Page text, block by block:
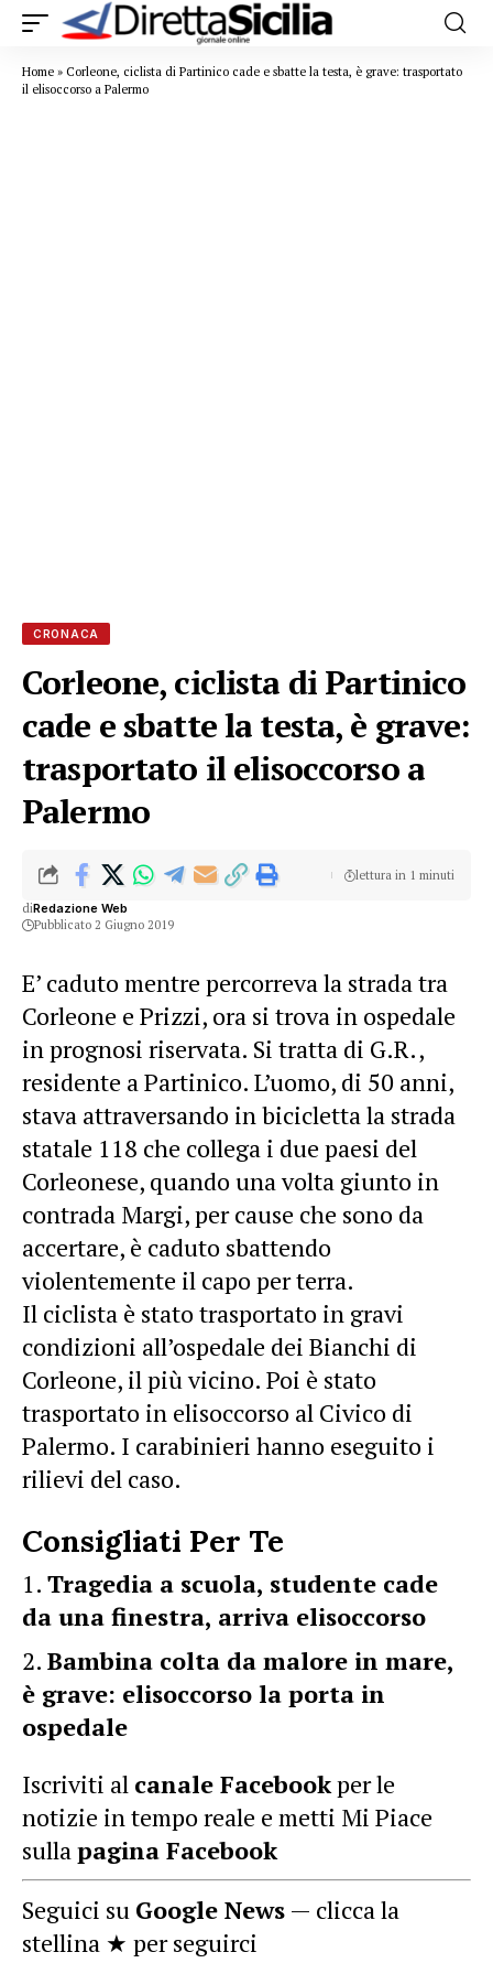
Home » Corleone, ciclista di Partinico cade e sbatte la testa, è grave: trasportato
il elisoccorso a Palermo
CRONACA
Corleone, ciclista di Partinico
cade e sbatte la testa, è grave:
trasportato il elisoccorso a
Palermo
diRedazione Web
Pubblicato 2 Giugno 2019
lettura in 1 minuti
E’ caduto mentre percorreva la strada tra
Corleone e Prizzi, ora si trova in ospedale
in prognosi riservata. Si tratta di G.R.,
residente a Partinico. L’uomo, di 50 anni,
stava attraversando in bicicletta la strada
statale 118 che collega i due paesi del
Corleonese, quando una volta giunto in
contrada Margi, per cause che sono da
accertare, è caduto sbattendo
violentemente il capo per terra.
Il ciclista è stato trasportato in gravi
condizioni all’ospedale dei Bianchi di
Corleone, il più vicino. Poi è stato
trasportato in elisoccorso al Civico di
Palermo. I carabinieri hanno eseguito i
rilievi del caso.
Consigliati Per Te
Tragedia a scuola, studente cade
da una finestra, arriva elisoccorso
Bambina colta da malore in mare,
è grave: elisoccorso la porta in
ospedale
Iscriviti al canale Facebookper le
notizie in tempo reale e metti Mi Piace
sullapagina Facebook
Seguici su Google News — clicca la
stellina ★ per seguirci